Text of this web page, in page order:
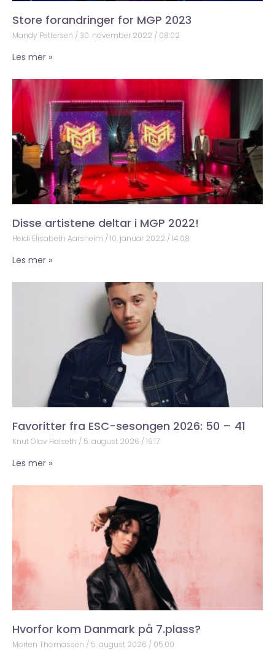
Store forandringer for MGP 2023
Mandy Pettersen 30. november 2022 08:02
Les mer »
Disse artistene deltar i MGP 2022!
Heidi Elisabeth Aarsheim 10. januar 2022 14:08
Les mer »
Favoritter fra ESC-sesongen 2026: 50 – 41
Knut Olav Halseth 5. august 2026 19:17
Les mer »
Hvorfor kom Danmark på 7.plass?
Morten Thomassen 5. august 2026 05:00